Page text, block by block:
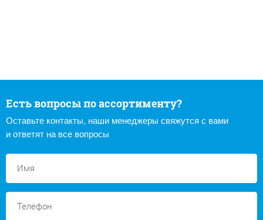
Есть вопросы по ассортименту?
Оставьте контакты, наши менеджеры свяжутся с вами
и ответят на все вопросы